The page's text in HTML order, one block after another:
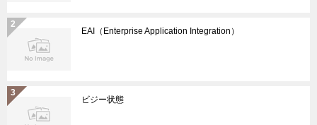
EAI（Enterprise Application Integration）
ビジー状態